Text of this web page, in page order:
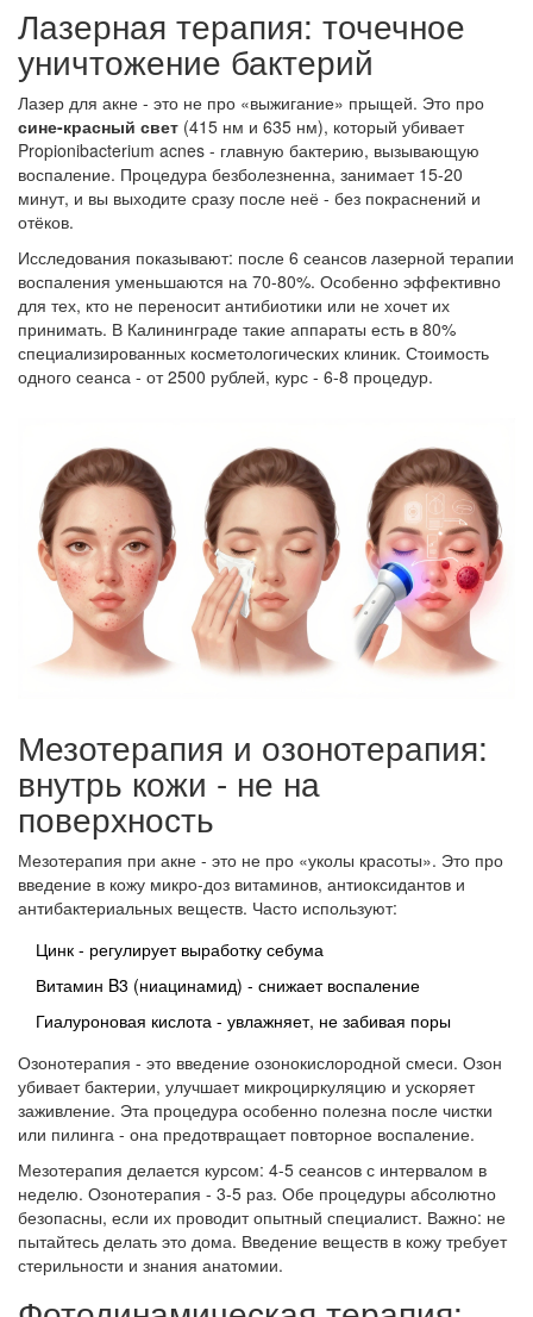
Лазерная терапия: точечное
уничтожение бактерий
Лазер для акне - это не про «выжигание» прыщей. Это про
сине-красный свет (415 нм и 635 нм), который убивает
Propionibacterium acnes - главную бактерию, вызывающую
воспаление. Процедура безболезненна, занимает 15-20
минут, и вы выходите сразу после неё - без покраснений и
отёков.
Исследования показывают: после 6 сеансов лазерной терапии
воспаления уменьшаются на 70-80%. Особенно эффективно
для тех, кто не переносит антибиотики или не хочет их
принимать. В Калининграде такие аппараты есть в 80%
специализированных косметологических клиник. Стоимость
одного сеанса - от 2500 рублей, курс - 6-8 процедур.
Мезотерапия и озонотерапия:
внутрь кожи - не на
поверхность
Мезотерапия при акне - это не про «уколы красоты». Это про
введение в кожу микро-доз витаминов, антиоксидантов и
антибактериальных веществ. Часто используют:
Цинк - регулирует выработку себума
Витамин B3 (ниацинамид) - снижает воспаление
Гиалуроновая кислота - увлажняет, не забивая поры
Озонотерапия - это введение озонокислородной смеси. Озон
убивает бактерии, улучшает микроциркуляцию и ускоряет
заживление. Эта процедура особенно полезна после чистки
или пилинга - она предотвращает повторное воспаление.
Мезотерапия делается курсом: 4-5 сеансов с интервалом в
неделю. Озонотерапия - 3-5 раз. Обе процедуры абсолютно
безопасны, если их проводит опытный специалист. Важно: не
пытайтесь делать это дома. Введение веществ в кожу требует
стерильности и знания анатомии.